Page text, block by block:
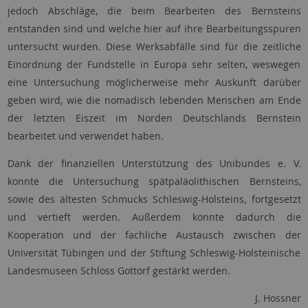
jedoch Abschläge, die beim Bearbeiten des Bernsteins
entstanden sind und welche hier auf ihre Bearbeitungsspuren
untersucht wurden. Diese Werksabfälle sind für die zeitliche
Einordnung der Fundstelle in Europa sehr selten, weswegen
eine Untersuchung möglicherweise mehr Auskunft darüber
geben wird, wie die nomadisch lebenden Menschen am Ende
der letzten Eiszeit im Norden Deutschlands Bernstein
bearbeitet und verwendet haben.
Dank der finanziellen Unterstützung des Unibundes e. V.
konnte die Untersuchung spätpaläolithischen Bernsteins,
sowie des ältesten Schmucks Schleswig-Holsteins, fortgesetzt
und vertieft werden. Außerdem konnte dadurch die
Kooperation und der fachliche Austausch zwischen der
Universität Tübingen und der Stiftung Schleswig-Holsteinische
Landesmuseen Schloss Gottorf gestärkt werden.
J. Hossner